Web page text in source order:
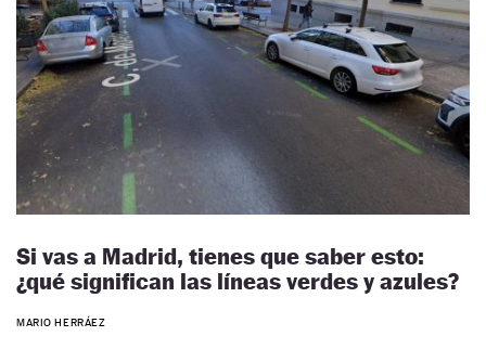
Si vas a Madrid, tienes que saber esto:
¿qué significan las líneas verdes y azules?
MARIO HERRÁEZ